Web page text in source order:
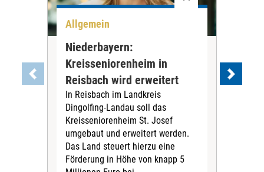
Allgemein
Niederbayern:
Kreisseniorenheim in
Reisbach wird erweitert
In Reisbach im Landkreis
Dingolfing-Landau soll das
Kreisseniorenheim St. Josef
umgebaut und erweitert werden.
Das Land steuert hierzu eine
Förderung in Höhe von knapp 5